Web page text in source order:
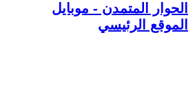
الحوار المتمدن - موبايل
الموقع الرئيسي